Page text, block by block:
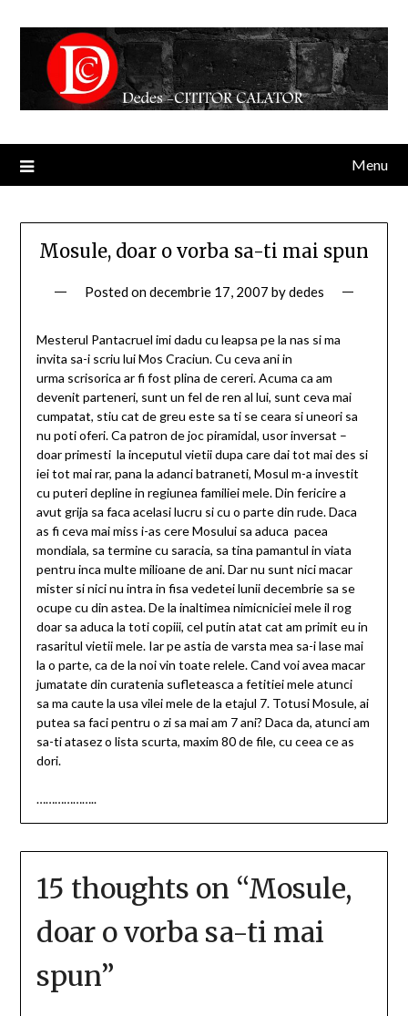
Menu
Mosule, doar o vorba sa-ti mai spun
Posted ondecembrie 17, 2007 bydedes
Mesterul Pantacruel imi dadu cu leapsa pe la nas si ma
invita sa-i scriu lui Mos Craciun. Cu ceva ani in
urma scrisorica ar fi fost plina de cereri. Acuma ca am
devenit parteneri, sunt un fel de ren al lui, sunt ceva mai
cumpatat, stiu cat de greu este sa ti se ceara si uneori sa
nu poti oferi. Ca patron de joc piramidal, usor inversat –
doar primesti la inceputul vietii dupa care dai tot mai des si
iei tot mai rar, pana la adanci batraneti, Mosul m-a investit
cu puteri depline in regiunea familiei mele. Din fericire a
avut grija sa faca acelasi lucru si cu o parte din rude. Daca
as fi ceva mai miss i-as cere Mosului sa aduca pacea
mondiala, sa termine cu saracia, sa tina pamantul in viata
pentru inca multe milioane de ani. Dar nu sunt nici macar
mister si nici nu intra in fisa vedetei lunii decembrie sa se
ocupe cu din astea. De la inaltimea nimicniciei mele il rog
doar sa aduca la toti copiii, cel putin atat cat am primit eu in
rasaritul vietii mele. Iar pe astia de varsta mea sa-i lase mai
la o parte, ca de la noi vin toate relele. Cand voi avea macar
jumatate din curatenia sufleteasca a fetitiei mele atunci
sa ma caute la usa vilei mele de la etajul 7. Totusi Mosule, ai
putea sa faci pentru o zi sa mai am 7 ani? Daca da, atunci am
sa-ti atasez o lista scurta, maxim 80 de file, cu ceea ce as
dori.
………………..
15 thoughts on “Mosule,
doar o vorba sa-ti mai
spun”